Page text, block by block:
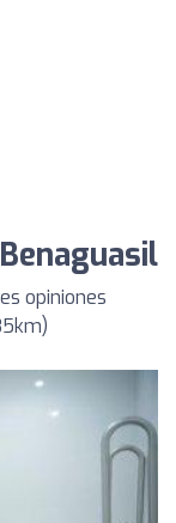
opiniones